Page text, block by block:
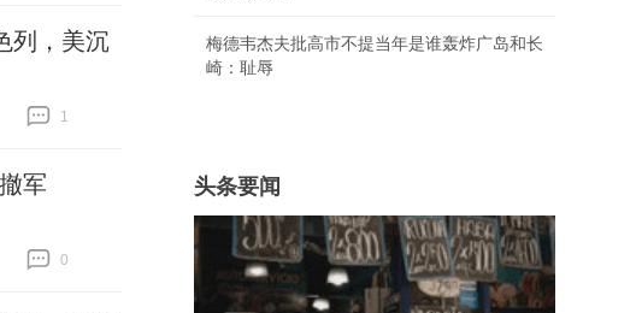
列，美沉
1
军
0
梅德韦杰夫批高市不提当年是谁轰炸广岛和长
崎：耻辱
头条要闻